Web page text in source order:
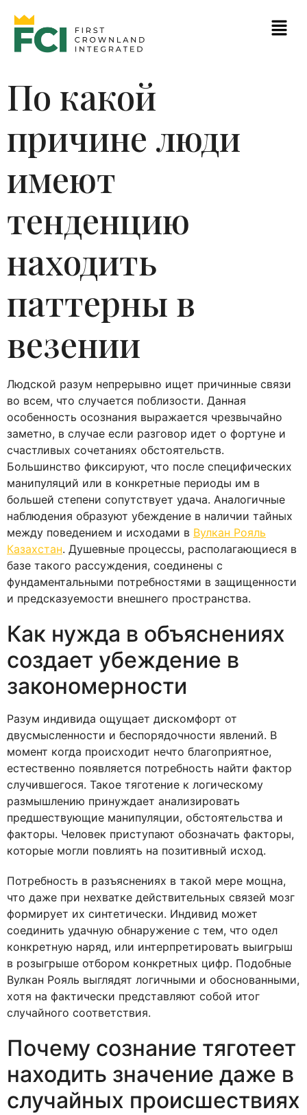
По какой
причине люди
имеют
тенденцию
находить
паттерны в
везении
Людской разум непрерывно ищет причинные связи
во всем, что случается поблизости. Данная
особенность осознания выражается чрезвычайно
заметно, в случае если разговор идет о фортуне и
счастливых сочетаниях обстоятельств.
Большинство фиксируют, что после специфических
манипуляций или в конкретные периоды им в
большей степени сопутствует удача. Аналогичные
наблюдения образуют убеждение в наличии тайных
между поведением и исходами в Вулкан Рояль
Казахстан. Душевные процессы, располагающиеся в
базе такого рассуждения, соединены с
фундаментальными потребностями в защищенности
и предсказуемости внешнего пространства.
Как нужда в объяснениях
создает убеждение в
закономерности
Разум индивида ощущает дискомфорт от
двусмысленности и беспорядочности явлений. В
момент когда происходит нечто благоприятное,
естественно появляется потребность найти фактор
случившегося. Такое тяготение к логическому
размышлению принуждает анализировать
предшествующие манипуляции, обстоятельства и
факторы. Человек приступают обозначать факторы,
которые могли повлиять на позитивный исход.
Потребность в разъяснениях в такой мере мощна,
что даже при нехватке действительных связей мозг
формирует их синтетически. Индивид может
соединить удачную обнаружение с тем, что одел
конкретную наряд, или интерпретировать выигрыш
в розыгрыше отбором конкретных цифр. Подобные
Вулкан Рояль выглядят логичными и обоснованными,
хотя на фактически представляют собой итог
случайного соответствия.
Почему сознание тяготеет
находить значение даже в
случайных происшествиях